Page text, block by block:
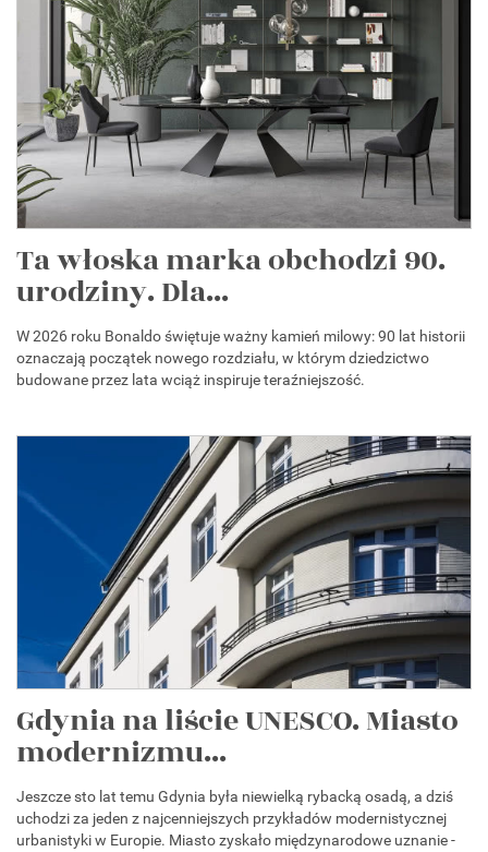
Ta włoska marka obchodzi 90.
urodziny. Dla...
W 2026 roku Bonaldo świętuje ważny kamień milowy: 90 lat historii
oznaczają początek nowego rozdziału, w którym dziedzictwo
budowane przez lata wciąż inspiruje teraźniejszość.
Gdynia na liście UNESCO. Miasto
modernizmu...
Jeszcze sto lat temu Gdynia była niewielką rybacką osadą, a dziś
uchodzi za jeden z najcenniejszych przykładów modernistycznej
urbanistyki w Europie. Miasto zyskało międzynarodowe uznanie -